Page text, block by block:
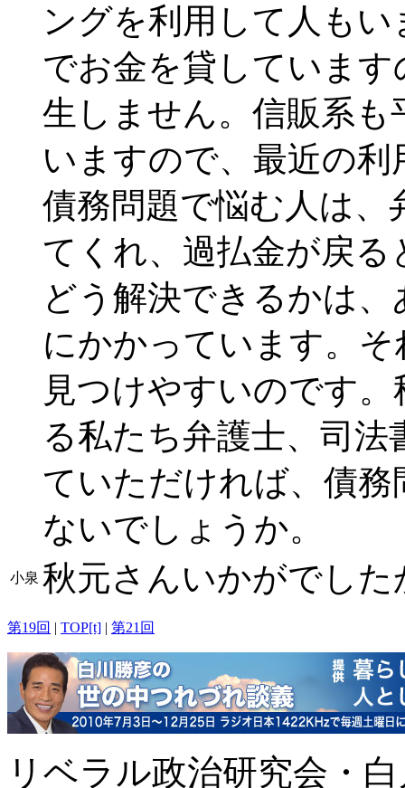
ングを利用して人も
でお金を貸していま
生しません。信販系も
いますので、最近の
債務問題で悩む人は、
てくれ、過払金が戻
どう解決できるかは
にかかっています。
見つけやすいのです
る私たち弁護士、司
ていただければ、債
ないでしょうか。
小泉 秋元さんいかがでし
第19回 | TOP[t] | 第21回
リベラル政治研究会・